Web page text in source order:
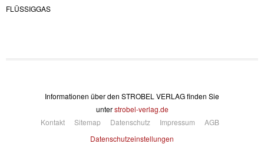
FLÜSSIGGAS
Informationen über den STROBEL VERLAG finden Sie
unterstrobel-verlag.de
Kontakt
Sitemap Datenschutz Impressum
AGB
Datenschutzeinstellungen